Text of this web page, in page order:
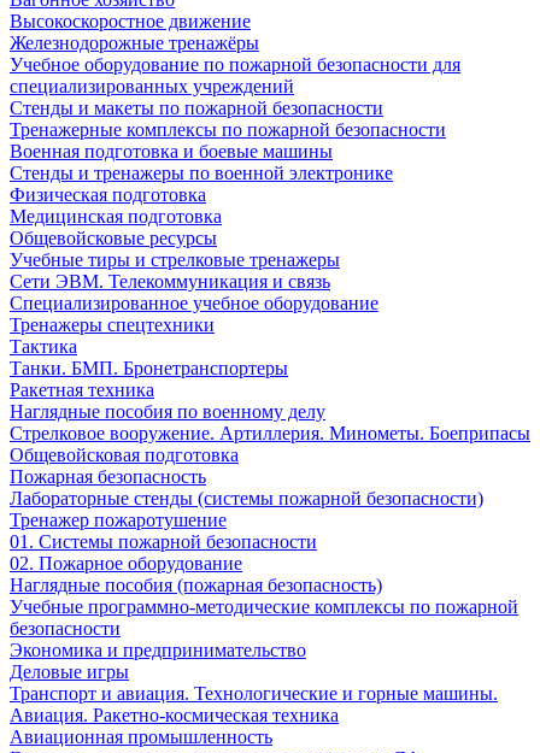
Высокоскоростное движение
Железнодорожные тренажёры
Учебное оборудование по пожарной безопасности для
специализированных учреждений
Стенды и макеты по пожарной безопасности
Тренажерные комплексы по пожарной безопасности
Военная подготовка и боевые машины
Стенды и тренажеры по военной электронике
Физическая подготовка
Медицинская подготовка
Общевойсковые ресурсы
Учебные тиры и стрелковые тренажеры
Сети ЭВМ. Телекоммуникация и связь
Специализированное учебное оборудование
Тренажеры спецтехники
Тактика
Танки. БМП. Бронетранспортеры
Ракетная техника
Наглядные пособия по военному делу
Стрелковое вооружение. Артиллерия. Минометы. Боеприпасы
Общевойсковая подготовка
Пожарная безопасность
Лабораторные стенды (системы пожарной безопасности)
Тренажер пожаротушение
01. Системы пожарной безопасности
02. Пожарное оборудование
Наглядные пособия (пожарная безопасность)
Учебные программно-методические комплексы по пожарной
безопасности
Экономика и предпринимательство
Деловые игры
Транспорт и авиация. Технологические и горные машины.
Авиация. Ракетно-космическая техника
Авиационная промышленность